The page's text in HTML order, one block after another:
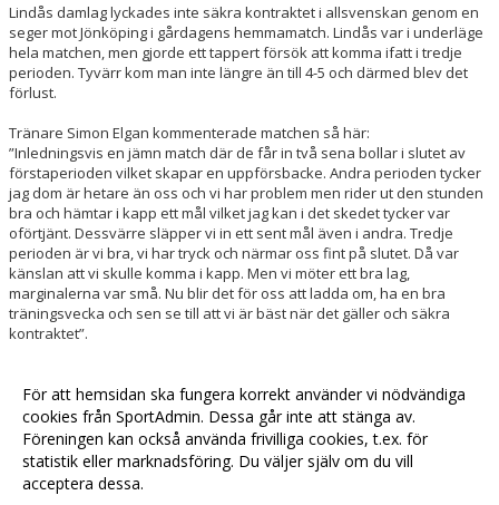
Lindås damlag lyckades inte säkra kontraktet i allsvenskan genom en
seger mot Jönköping i gårdagens hemmamatch. Lindås var i underläge
hela matchen, men gjorde ett tappert försök att komma ifatt i tredje
perioden. Tyvärr kom man inte längre än till 4-5 och därmed blev det
förlust.
Tränare Simon Elgan kommenterade matchen så här:
”Inledningsvis en jämn match där de får in två sena bollar i slutet av
förstaperioden vilket skapar en uppförsbacke. Andra perioden tycker
jag dom är hetare än oss och vi har problem men rider ut den stunden
bra och hämtar i kapp ett mål vilket jag kan i det skedet tycker var
oförtjänt. Dessvärre släpper vi in ett sent mål även i andra. Tredje
perioden är vi bra, vi har tryck och närmar oss fint på slutet. Då var
känslan att vi skulle komma i kapp. Men vi möter ett bra lag,
marginalerna var små. Nu blir det för oss att ladda om, ha en bra
träningsvecka och sen se till att vi är bäst när det gäller och säkra
kontraktet”.
Och det är bara vinst som räknas!
Fler nyheter >>
För att hemsidan ska fungera korrekt använder vi nödvändiga
cookies från SportAdmin. Dessa går inte att stänga av.
Föreningen kan också använda frivilliga cookies, t.ex. för
statistik eller marknadsföring. Du väljer själv om du vill
acceptera dessa.